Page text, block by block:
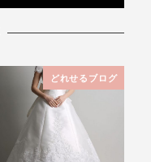
どれせるブログ